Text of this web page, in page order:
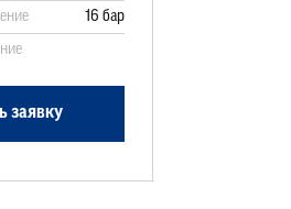
16 бар
заявку